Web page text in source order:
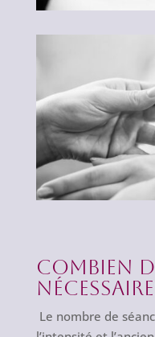
Combien
Le nombre de